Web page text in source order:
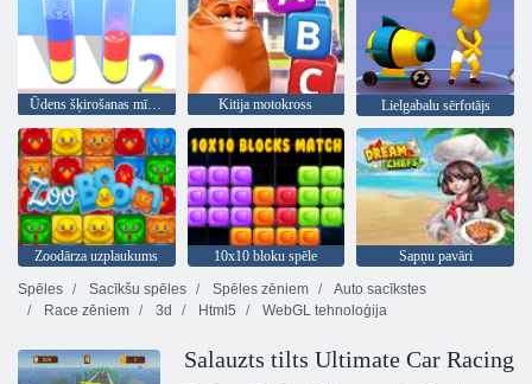
Ūdens šķirošanas mīkla 2 Kitija motokross Lielgabalu sērfotājs
Zoodārza uzplaukums 10x10 bloku spēle
Sapņu pavāri
Spēles
Sacīkšu spēles Spēles zēniem
Auto sacīkstes
Race zēniem
3d Html5 WebGL tehnoloģija
Salauzts tilts Ultimate Car Racing